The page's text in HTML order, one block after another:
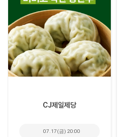
CJ제일제당
07.17(금) 20:00